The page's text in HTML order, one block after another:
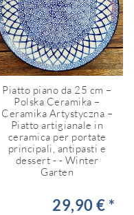
Piatto piano da 25 cm –
Polska Ceramika –
Ceramika Artystyczna –
Piatto artigianale in
ceramica per portate
principali, antipasti e
dessert - - Winter
Garten
29,90 € *